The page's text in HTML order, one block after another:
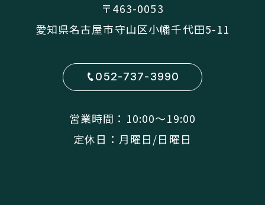
〒463-0053
愛知県名古屋市守山区小幡千代田5-11
052-737-3990
営業時間：10:00〜19:00
定休日：月曜日/日曜日